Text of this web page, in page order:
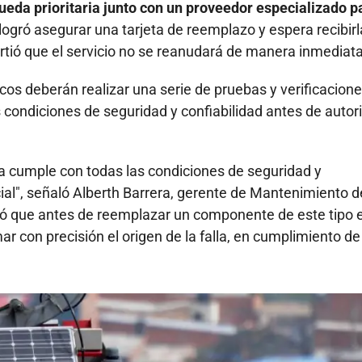
prioritaria junto con un proveedor especializado
asegurar una tarjeta de reemplazo y espera
que el servicio no se reanudará de manera
deberán realizar una serie de pruebas y
de seguridad y confiabilidad antes de
con todas las condiciones de seguridad y
señaló Alberth Barrera, gerente de Mantenimiento
que antes de reemplazar un componente de este tipo
con precisión el origen de la falla, en cumplimiento